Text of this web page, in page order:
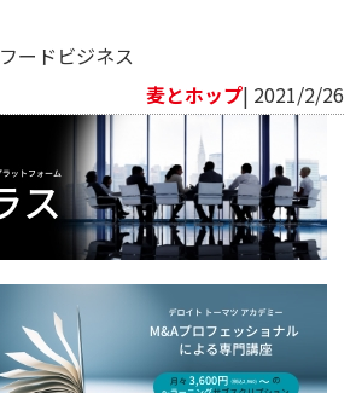
フードビジネス
麦とホップ| 2021/2/26